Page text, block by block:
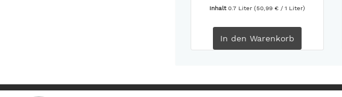
Inhalt0.7 Liter (50,99 € / 1 Liter)
In den Warenkorb